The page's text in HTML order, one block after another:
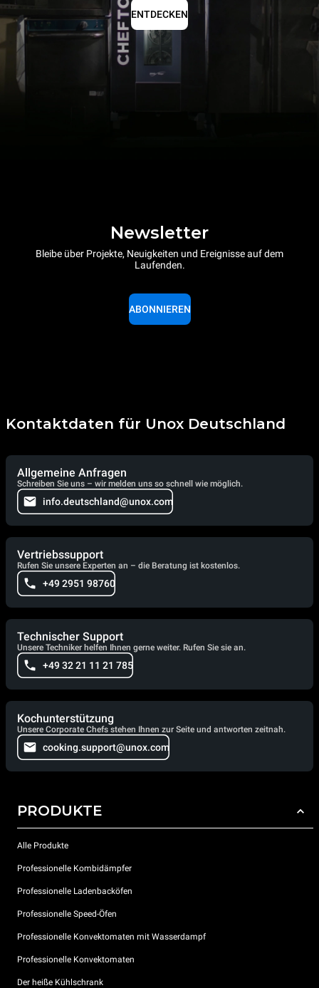
ENTDECKEN
Newsletter
Bleibe über Projekte, Neuigkeiten und Ereignisse auf dem
Laufenden.
ABONNIEREN
Kontaktdaten für Unox Deutschland
Allgemeine Anfragen
Schreiben Sie uns – wir melden uns so schnell wie möglich.
info.deutschland@unox.com
Vertriebssupport
Rufen Sie unsere Experten an – die Beratung ist kostenlos.
+49 2951 98760
Technischer Support
Unsere Techniker helfen Ihnen gerne weiter. Rufen Sie sie an.
+49 32 21 11 21 785
Kochunterstützung
Unsere Corporate Chefs stehen Ihnen zur Seite und antworten zeitnah.
cooking.support@unox.com
PRODUKTE
Alle Produkte
Professionelle Kombidämpfer
Professionelle Ladenbacköfen
Professionelle Speed-Öfen
Professionelle Konvektomaten mit Wasserdampf
Professionelle Konvektomaten
Der heiße Kühlschrank